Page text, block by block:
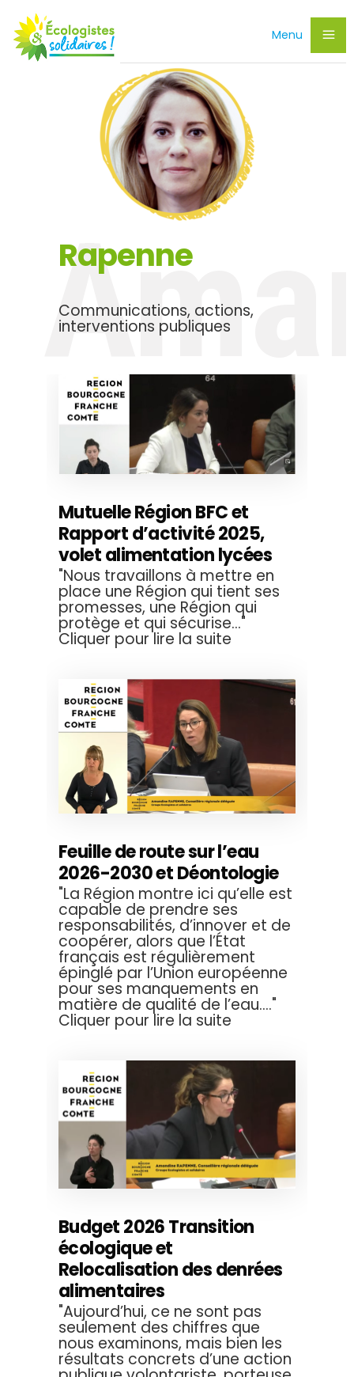
Menu
Rapenne
Communications, actions,
interventions publiques
Mutuelle Région BFC et
Rapport d’activité 2025,
volet alimentation lycées
"Nous travaillons à mettre en
place une Région qui tient ses
promesses, une Région qui
protège et qui sécurise..."
Cliquer pour lire la suite
Feuille de route sur l’eau
2026-2030 et Déontologie
"La Région montre ici qu’elle est
capable de prendre ses
responsabilités, d’innover et de
coopérer, alors que l’État
français est régulièrement
épinglé par l’Union européenne
pour ses manquements en
matière de qualité de l’eau...."
Cliquer pour lire la suite
Budget 2026 Transition
écologique et
Relocalisation des denrées
alimentaires
"Aujourd’hui, ce ne sont pas
seulement des chiffres que
nous examinons, mais bien les
résultats concrets d’une action